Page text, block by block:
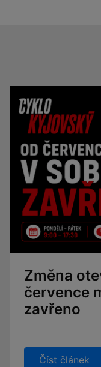
Změna
července
zavřeno
Číst článek